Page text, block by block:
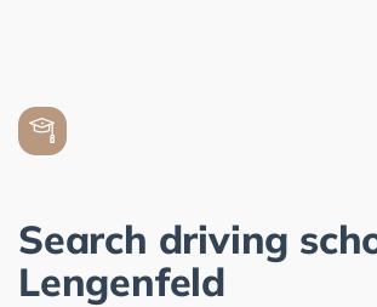
Search driving
Lengenfeld